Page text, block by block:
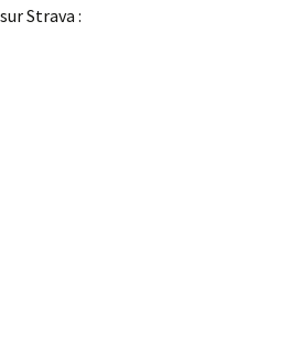
Strava :